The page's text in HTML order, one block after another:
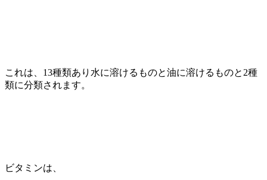
これは、13種類あり水に溶けるものと油に溶けるものと2種
類に分類されます。
ビタミンは、